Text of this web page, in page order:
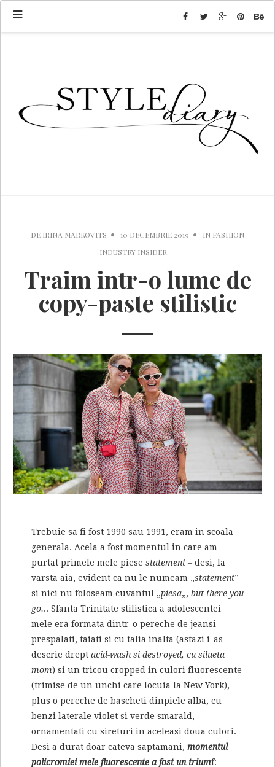
DE IRINA MARKOVITS 10 DECEMBRIE 2019 IN FASHION
INDUSTRY INSIDER
Traim intr-o lume de
copy-paste stilistic
Trebuie sa fi fost 1990 sau 1991, eram in scoala
generala. Acela a fost momentul in care am
purtat primele mele piese statement – desi, la
varsta aia, evident ca nu le numeam „statement”
si nici nu foloseam cuvantul „piesa„, but there you
go... Sfanta Trinitate stilistica a adolescentei
mele era formata dintr-o pereche de jeansi
prespalati, taiati si cu talia inalta (astazi i-as
descrie drept acid-wash si destroyed, cu silueta
mom) si un tricou cropped in culori fluorescente
(trimise de un unchi care locuia la New York),
plus o pereche de bascheti dinpiele alba, cu
benzi laterale violet si verde smarald,
ornamentati cu sireturi in aceleasi doua culori.
Desi a durat doar cateva saptamani, momentul
policromiei mele fluorescente a fost un triumf: